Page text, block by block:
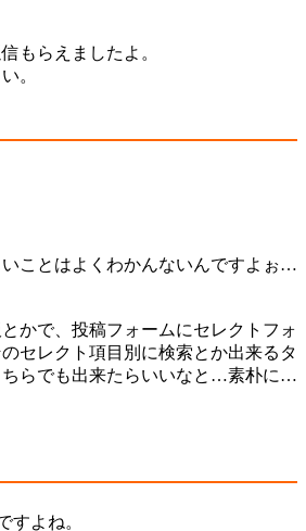
もらえましたよ。
。
ことはよくわかんないんですよぉ…
かで、投稿フォームにセレクトフォ
セレクト項目別に検索とか出来るタ
らでも出来たらいいなと…素朴に…
すよね。